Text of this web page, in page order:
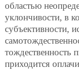
областью
уклончивости, в
субъективности,
тождественность
приходится